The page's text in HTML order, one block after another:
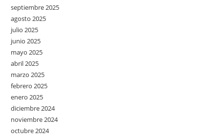
septiembre 2025
agosto 2025
julio 2025
junio 2025
mayo 2025
abril 2025
marzo 2025
febrero 2025
enero 2025
diciembre 2024
noviembre 2024
octubre 2024